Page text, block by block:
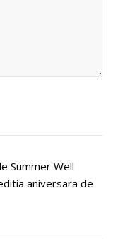
Summer Well
aniversara de